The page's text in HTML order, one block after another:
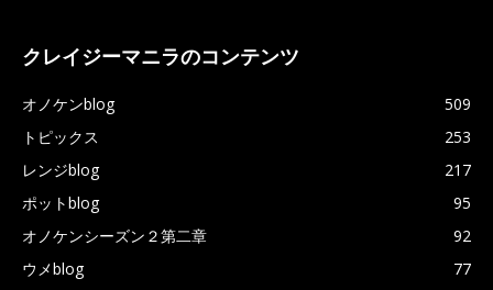
クレイジーマニラのコンテンツ
オノケンblog
509
トピックス
253
レンジblog
217
ポットblog
95
オノケンシーズン２第二章
92
ウメblog
77